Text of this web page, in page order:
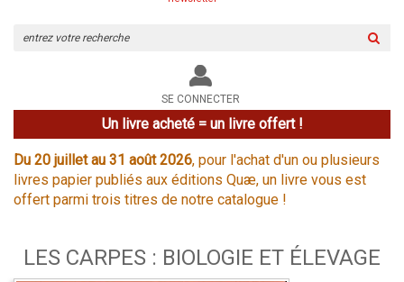
le
site
SE CONNECTER
Un livre acheté = un livre offert !
Du 20 juillet au 31 août 2026, pour l'achat d'un ou plusieurs
livres papier publiés aux éditions Quæ, un livre vous est
offert parmi trois titres de notre catalogue !
LES CARPES : BIOLOGIE ET ÉLEVAGE